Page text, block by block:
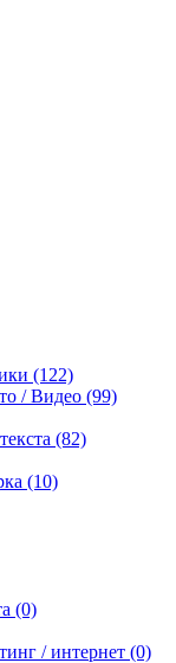
(122)
/ Видео (99)
(82)
(10)
(0)
/ интернет (0)